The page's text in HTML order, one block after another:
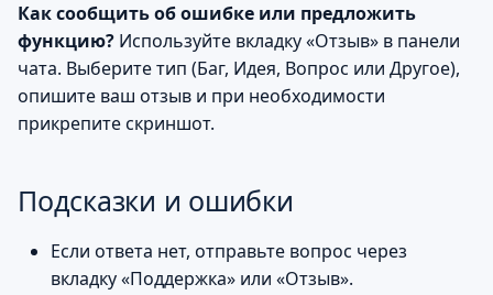
Как сообщить об ошибке или предложить
функцию? Используйте вкладку «Отзыв» в панели
чата. Выберите тип (Баг, Идея, Вопрос или Другое),
опишите ваш отзыв и при необходимости
прикрепите скриншот.
Подсказки и ошибки
Если ответа нет, отправьте вопрос через
вкладку «Поддержка» или «Отзыв».